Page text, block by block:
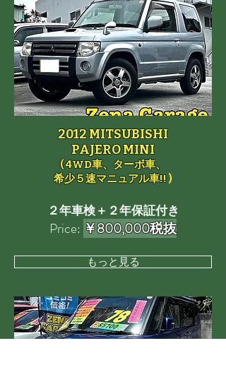
2012 MITSUBISHI
PAJERO MINI
( 4WD車、ターボ車、
希少５速マニュアル車!! )
２年車検＋２年保証付き
Price: ￥800,000税抜
もっと見る